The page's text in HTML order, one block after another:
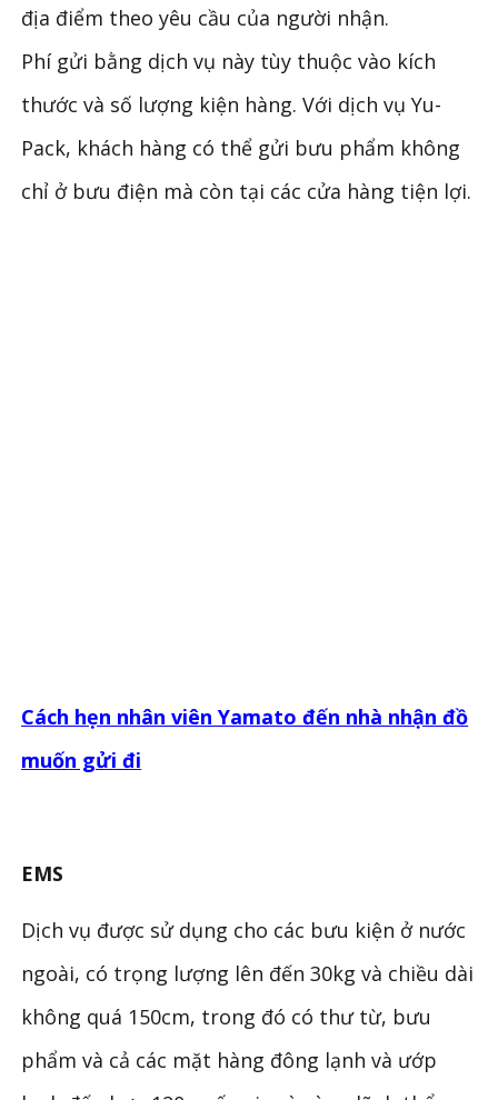
địa điểm theo yêu cầu của người nhận.
Phí gửi bằng dịch vụ này tùy thuộc vào kích
thước và số lượng kiện hàng. Với dịch vụ Yu-
Pack, khách hàng có thể gửi bưu phẩm không
chỉ ở bưu điện mà còn tại các cửa hàng tiện lợi.
Cách hẹn nhân viên Yamato đến nhà nhận đồ
muốn gửi đi
EMS
Dịch vụ được sử dụng cho các bưu kiện ở nước
ngoài, có trọng lượng lên đến 30kg và chiều dài
không quá 150cm, trong đó có thư từ, bưu
phẩm và cả các mặt hàng đông lạnh và ướp